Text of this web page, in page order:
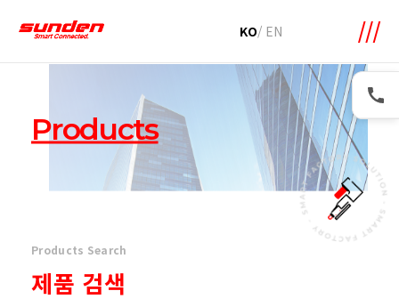
KO/ EN
Products
Products Search
제품 검색